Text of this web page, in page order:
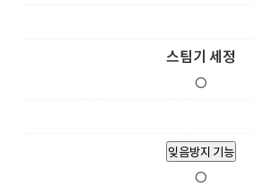
스팀기 세정
O
잊음방지 기능
O